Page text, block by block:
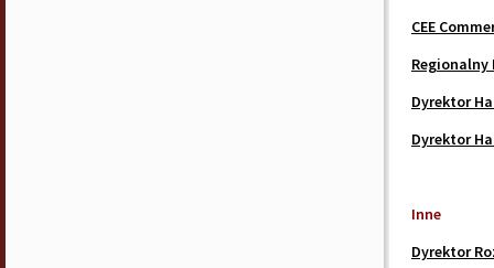
CEE
Dyrektor
Dyrektor
Inne
Dyrektor